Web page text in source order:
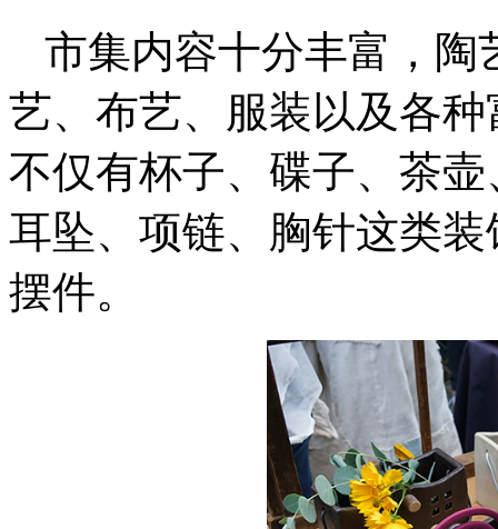
市集内容十分丰富，陶
艺、布艺、服装以及各
不仅有杯子、碟子、茶
耳坠、项链、胸针这类
摆件。